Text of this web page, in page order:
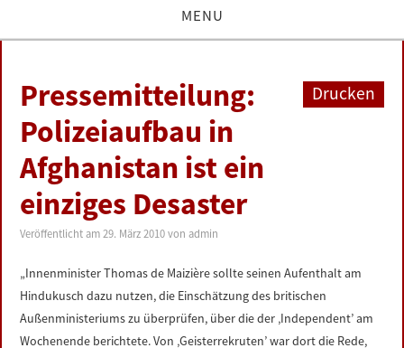
MENU
BUNDESTAG
PRESSE
ZUR PERSON
DATENSCHUTZERKLÄRUNG
Drucken
Pressemitteilung:
Polizeiaufbau in
Afghanistan ist ein
einziges Desaster
Veröffentlicht am29. März 2010 vonadmin
„Innenminister Thomas de Maizière sollte seinen Aufenthalt am
Hindukusch dazu nutzen, die Einschätzung des britischen
Außenministeriums zu überprüfen, über die der ‚Independent’ am
Wochenende berichtete. Von ‚Geisterrekruten’ war dort die Rede,